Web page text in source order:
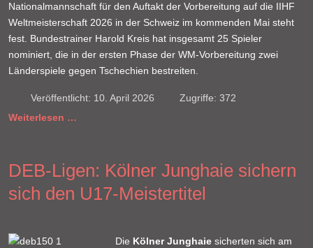
Nationalmannschaft für den Auftakt der Vorbereitung auf die IIHF
Weltmeisterschaft 2026 in der Schweiz im kommenden Mai steht
fest. Bundestrainer Harold Kreis hat insgesamt 25 Spieler
nominiert, die in der ersten Phase der WM-Vorbereitung zwei
Länderspiele gegen Tschechien bestreiten.
Veröffentlicht: 10. April 2026
Zugriffe: 372
Weiterlesen …
DEB-Ligen: Kölner Junghaie sichern
sich den U17-Meistertitel
Die Kölner Junghaie sicherten sich am